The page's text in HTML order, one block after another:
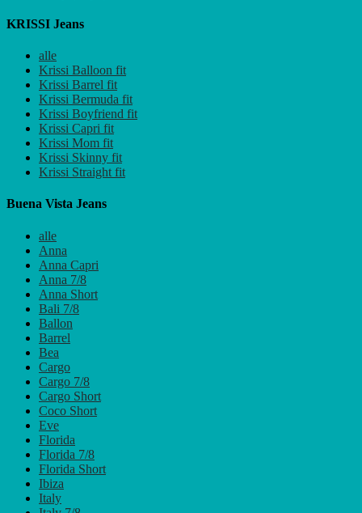
KRISSI Jeans
alle
Krissi Balloon fit
Krissi Barrel fit
Krissi Bermuda fit
Krissi Boyfriend fit
Krissi Capri fit
Krissi Mom fit
Krissi Skinny fit
Krissi Straight fit
Buena Vista Jeans
alle
Anna
Anna Capri
Anna 7/8
Anna Short
Bali 7/8
Ballon
Barrel
Bea
Cargo
Cargo 7/8
Cargo Short
Coco Short
Eve
Florida
Florida 7/8
Florida Short
Ibiza
Italy